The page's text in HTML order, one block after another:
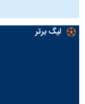
لیگ برتر